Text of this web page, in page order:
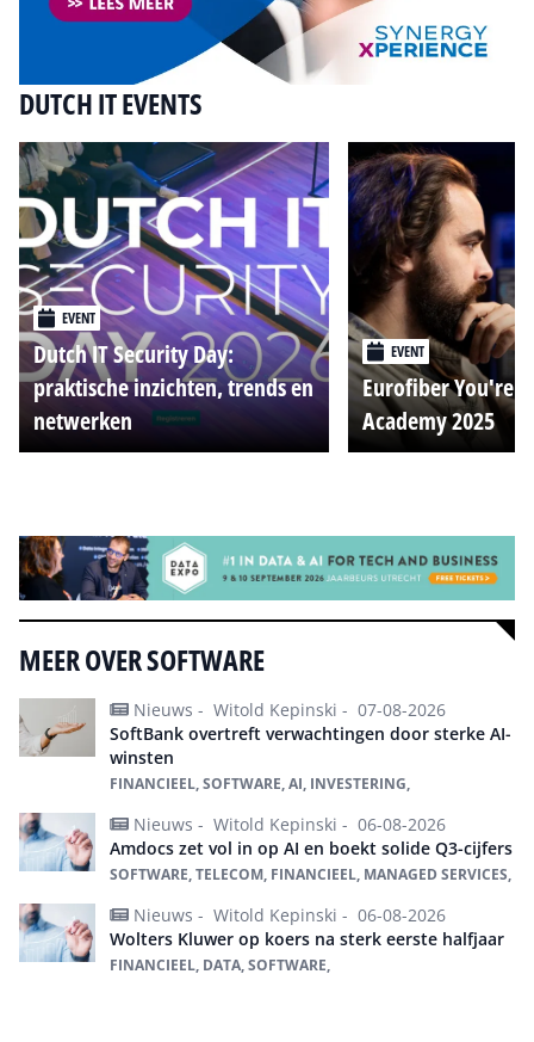
DUTCH IT EVENTS
EVENT
Dutch IT Security Day:
praktische inzichten, trends en
netwerken
EVENT
Eurofiber You're
Academy 2025
MEER OVER SOFTWARE
Nieuws - Witold Kepinski - 07-08-2026
SoftBank overtreft verwachtingen door sterke AI-
winsten
FINANCIEEL, SOFTWARE, AI, INVESTERING,
Nieuws - Witold Kepinski - 06-08-2026
Amdocs zet vol in op AI en boekt solide Q3-cijfers
SOFTWARE, TELECOM, FINANCIEEL, MANAGED SERVICES,
Nieuws - Witold Kepinski - 06-08-2026
Wolters Kluwer op koers na sterk eerste halfjaar
FINANCIEEL, DATA, SOFTWARE,